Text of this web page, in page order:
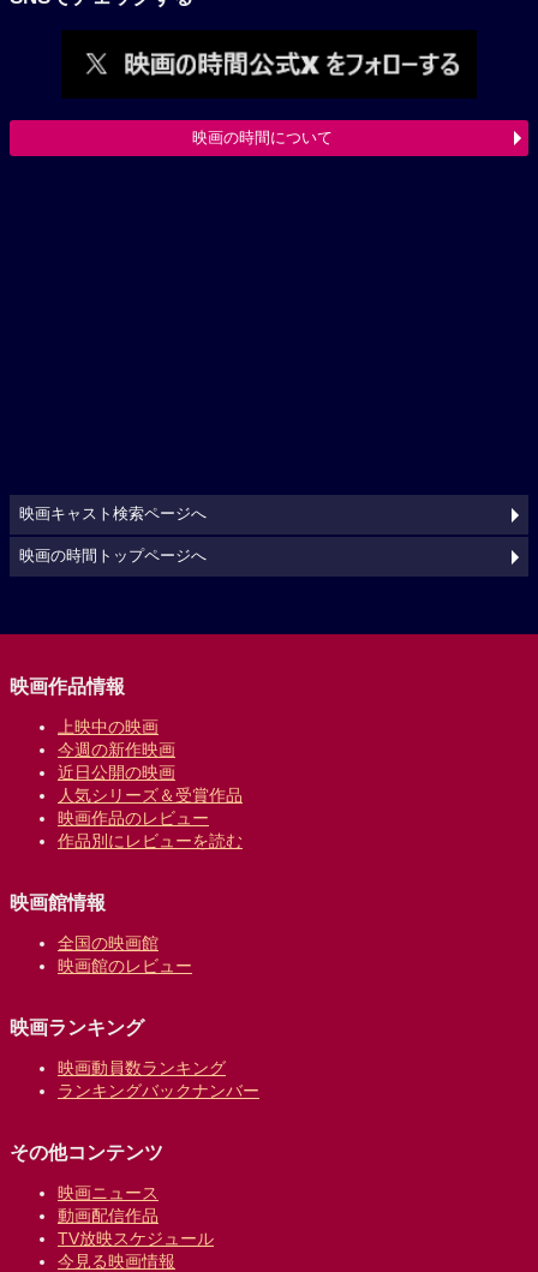
映画の時間について
映画キャスト検索ページへ
映画の時間トップページへ
映画作品情報
上映中の映画
今週の新作映画
近日公開の映画
人気シリーズ＆受賞作品
映画作品のレビュー
作品別にレビューを読む
映画館情報
全国の映画館
映画館のレビュー
映画ランキング
映画動員数ランキング
ランキングバックナンバー
その他コンテンツ
映画ニュース
動画配信作品
TV放映スケジュール
今見る映画情報